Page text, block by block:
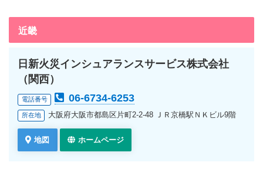
近畿
日新火災インシュアランスサービス株式会社
（関西）
電話番号 06-6734-6253
所在地 大阪府大阪市都島区片町2-2-48 ＪＲ京橋駅ＮＫビル9階
地図 ホームページ